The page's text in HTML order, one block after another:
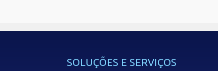
SOLUÇÕES E SERVIÇOS